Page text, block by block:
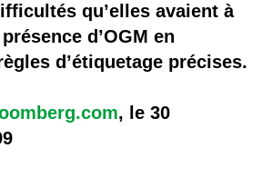
qu’elles avaient à
d’OGM en
d’étiquetage précises.
, le 30